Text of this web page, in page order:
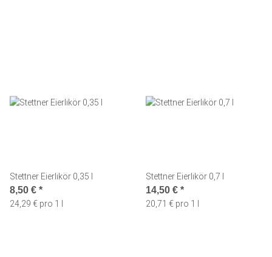
Stettner Eierlikör 0,35 l
8,50 € *
24,29 € pro 1 l
Stettner Eierlikör 0,7 l
14,50 € *
20,71 € pro 1 l